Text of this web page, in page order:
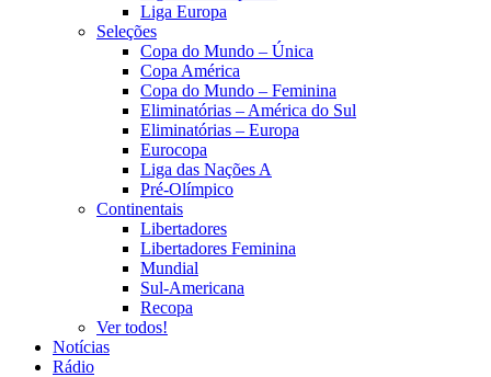
Liga Europa
Seleções
Copa do Mundo – Única
Copa América
Copa do Mundo – Feminina
Eliminatórias – América do Sul
Eliminatórias – Europa
Eurocopa
Liga das Nações A
Pré-Olímpico
Continentais
Libertadores
Libertadores Feminina
Mundial
Sul-Americana
Recopa
Ver todos!
Notícias
Rádio